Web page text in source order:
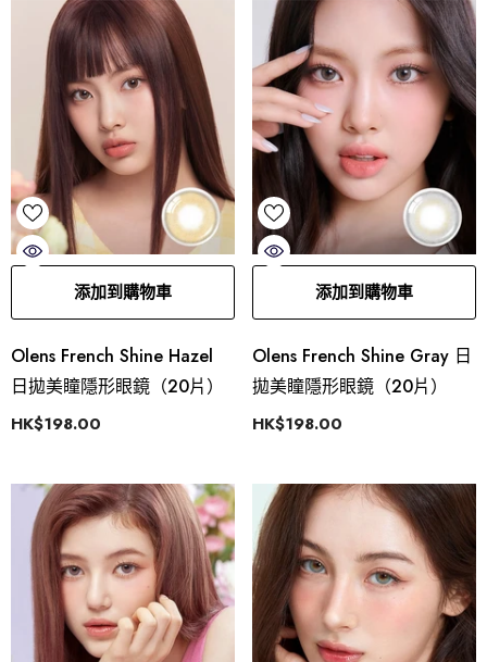
添加到購物車
Olens French Shine Hazel
日拋美瞳隱形眼鏡（20片）
HK$198.00
添加到購物車
Olens French Shine Gray 日
拋美瞳隱形眼鏡（20片）
HK$198.00